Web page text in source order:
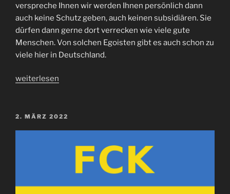
verspreche Ihnen wir werden Ihnen persönlich dann
auch keine Schutz geben, auch keinen subsidiären. Sie
dürfen dann gerne dort verrecken wie viele gute
Menschen. Von solchen Egoisten gibt es auch schon zu
viele hier in Deutschland.
„Subsidiärer
weiterlesen
VERÖFFENTLICHT
2. MÄRZ 2022